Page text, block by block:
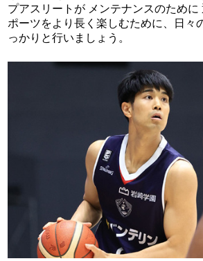
プアスリートが メンテナンスのために
ポーツをより長く楽しむために、日々
っかりと行いましょう。